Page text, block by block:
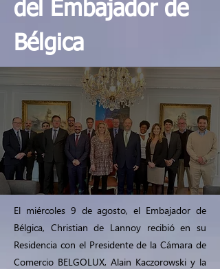
del Embajador de
Bélgica
El miércoles 9 de agosto, el Embajador de
Bélgica, Christian de Lannoy recibió en su
Residencia con el Presidente de la Cámara de
Comercio BELGOLUX, Alain Kaczorowski y la